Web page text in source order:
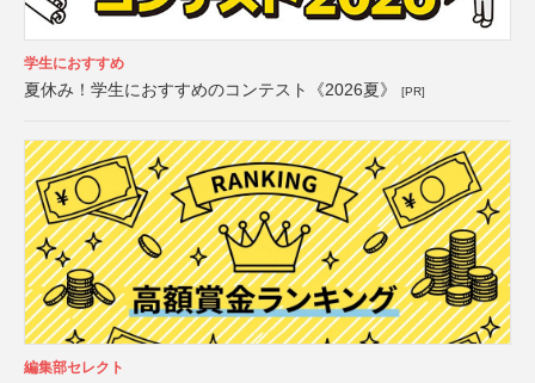
学生におすすめ
夏休み！学生におすすめのコンテスト《2026夏》 [PR]
編集部セレクト